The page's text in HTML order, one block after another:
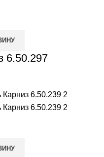
6.50.297